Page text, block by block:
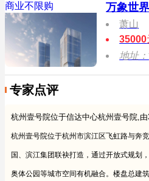
商业不限购 万象世
萧山
35000
地址：
专家点评
杭州壹号院位于信达中心杭州壹号院,由
杭州壹号院位于杭州市滨江区飞虹路与奔
国、滨江集团联袂打造，通过开放式规划
奥体公园等城市空间有机融合。楼盘总建